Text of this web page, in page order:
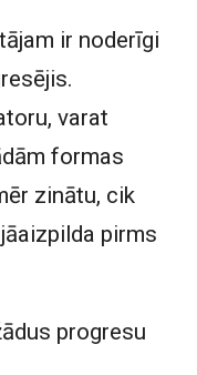
ir noderīgi
varat
formas
zinātu, cik
pirms
progresu